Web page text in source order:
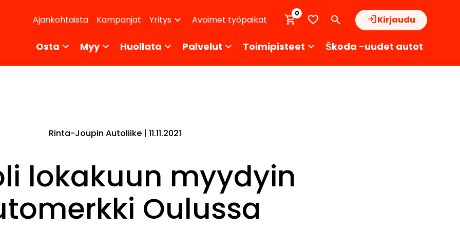
Ajankohtaista Kampanjat Yritys Avoimet työpaikat Kirjaudu
0
Osta Myy Huollata Palvelut Toimipisteet Škoda -uudet autot
Rinta-Joupin Autoliike | 11.11.2021
lokakuun myydyin
Oulussa